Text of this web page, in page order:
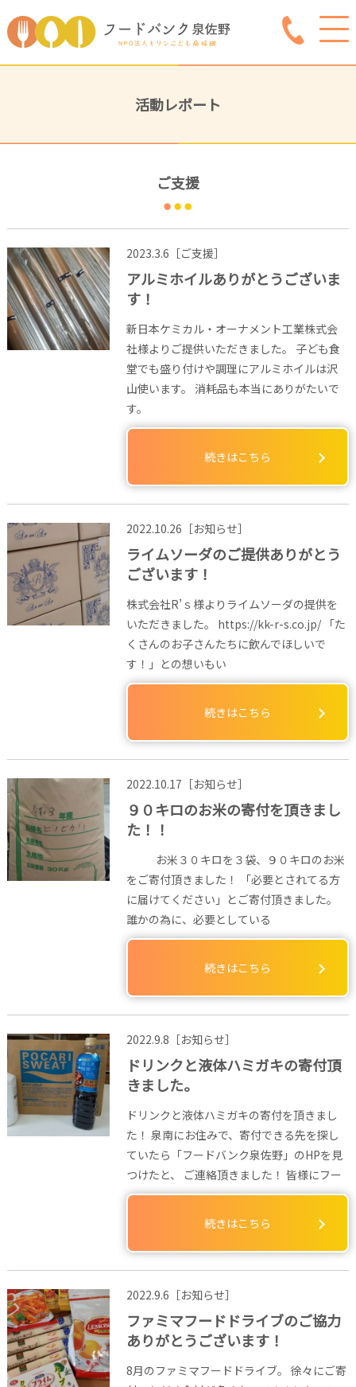
活動レポート
ご支援
2023.3.6［ご支援］
アルミホイルありがとうございま
す！
新日本ケミカル・オーナメント工業株式会
社様よりご提供いただきました。 子ども食
堂でも盛り付けや調理にアルミホイルは沢
山使います。 消耗品も本当にありがたいで
す。
続きはこちら
2022.10.26［お知らせ］
ライムソーダのご提供ありがとう
ございます！
株式会社R’ｓ様よりライムソーダの提供を
いただきました。 https://kk-r-s.co.jp/ 「た
くさんのお子さんたちに飲んでほしいで
す！」との想いもい
続きはこちら
2022.10.17［お知らせ］
９０キロのお米の寄付を頂きまし
た！！
お米３０キロを３袋、９０キロのお米
をご寄付頂きました！ 「必要とされてる方
に届けてください」とご寄付頂きました。
誰かの為に、必要としている
続きはこちら
2022.9.8［お知らせ］
ドリンクと液体ハミガキの寄付頂
きました。
ドリンクと液体ハミガキの寄付を頂きまし
た！ 泉南にお住みで、寄付できる先を探し
ていたら「フードバンク泉佐野」のHPを見
つけたと、 ご連絡頂きました！ 皆様にフー
続きはこちら
2022.9.6［お知らせ］
ファミマフードドライブのご協力
ありがとうございます！
8月のファミマフードドライブ。 徐々にご寄